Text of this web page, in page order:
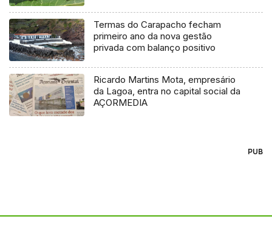
Termas do Carapacho fecham
primeiro ano da nova gestão
privada com balanço positivo
Ricardo Martins Mota, empresário
da Lagoa, entra no capital social da
AÇORMEDIA
PUB